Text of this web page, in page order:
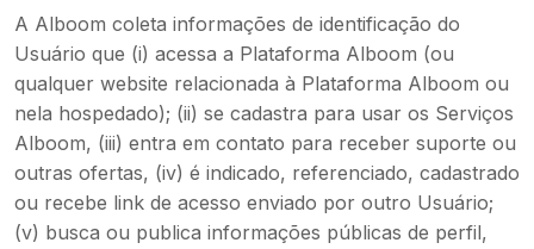
A Alboom coleta informações de identificação do
Usuário que (i) acessa a Plataforma Alboom (ou
qualquer website relacionada à Plataforma Alboom ou
nela hospedado); (ii) se cadastra para usar os Serviços
Alboom, (iii) entra em contato para receber suporte ou
outras ofertas, (iv) é indicado, referenciado, cadastrado
ou recebe link de acesso enviado por outro Usuário;
(v) busca ou publica informações públicas de perfil,